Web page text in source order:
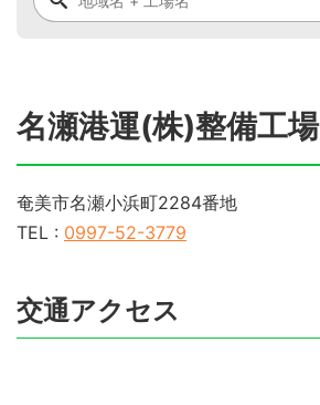
名瀬港運(株)整備工場
奄美市名瀬小浜町2284番地
TEL : 0997-52-3779
交通アクセス